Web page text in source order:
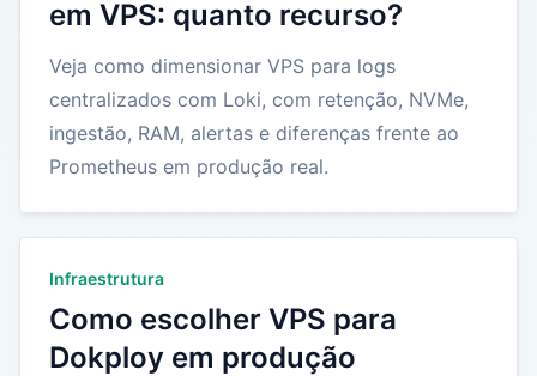
em VPS: quanto recurso?
Veja como dimensionar VPS para logs
centralizados com Loki, com retenção, NVMe,
ingestão, RAM, alertas e diferenças frente ao
Prometheus em produção real.
Infraestrutura
Como escolher VPS para
Dokploy em produção